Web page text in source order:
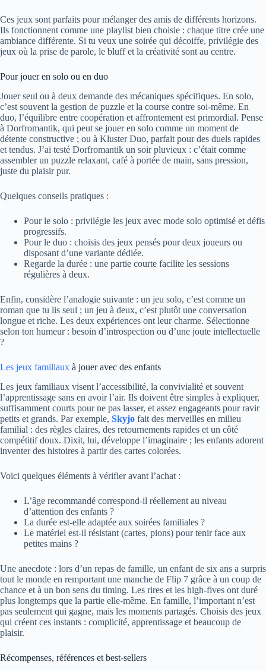
Ces jeux sont parfaits pour mélanger des amis de différents horizons.
Ils fonctionnent comme une playlist bien choisie : chaque titre crée une
ambiance différente. Si tu veux une soirée qui décoiffe, privilégie des
jeux où la prise de parole, le bluff et la créativité sont au centre.
Pour jouer en solo ou en duo
Jouer seul ou à deux demande des mécaniques spécifiques. En solo,
c’est souvent la gestion de puzzle et la course contre soi-même. En
duo, l’équilibre entre coopération et affrontement est primordial. Pense
à Dorfromantik, qui peut se jouer en solo comme un moment de
détente constructive ; ou à Kluster Duo, parfait pour des duels rapides
et tendus. J’ai testé Dorfromantik un soir pluvieux : c’était comme
assembler un puzzle relaxant, café à portée de main, sans pression,
juste du plaisir pur.
Quelques conseils pratiques :
Pour le solo : privilégie les jeux avec mode solo optimisé et défis
progressifs.
Pour le duo : choisis des jeux pensés pour deux joueurs ou
disposant d’une variante dédiée.
Regarde la durée : une partie courte facilite les sessions
régulières à deux.
Enfin, considère l’analogie suivante : un jeu solo, c’est comme un
roman que tu lis seul ; un jeu à deux, c’est plutôt une conversation
longue et riche. Les deux expériences ont leur charme. Sélectionne
selon ton humeur : besoin d’introspection ou d’une joute intellectuelle
?
Les jeux familiaux à jouer avec des enfants
Les jeux familiaux visent l’accessibilité, la convivialité et souvent
l’apprentissage sans en avoir l’air. Ils doivent être simples à expliquer,
suffisamment courts pour ne pas lasser, et assez engageants pour ravir
petits et grands. Par exemple, Skyjo fait des merveilles en milieu
familial : des règles claires, des retournements rapides et un côté
compétitif doux. Dixit, lui, développe l’imaginaire ; les enfants adorent
inventer des histoires à partir des cartes colorées.
Voici quelques éléments à vérifier avant l’achat :
L’âge recommandé correspond-il réellement au niveau
d’attention des enfants ?
La durée est-elle adaptée aux soirées familiales ?
Le matériel est-il résistant (cartes, pions) pour tenir face aux
petites mains ?
Une anecdote : lors d’un repas de famille, un enfant de six ans a surpris
tout le monde en remportant une manche de Flip 7 grâce à un coup de
chance et à un bon sens du timing. Les rires et les high-fives ont duré
plus longtemps que la partie elle-même. En famille, l’important n’est
pas seulement qui gagne, mais les moments partagés. Choisis des jeux
qui créent ces instants : complicité, apprentissage et beaucoup de
plaisir.
Récompenses, références et best-sellers